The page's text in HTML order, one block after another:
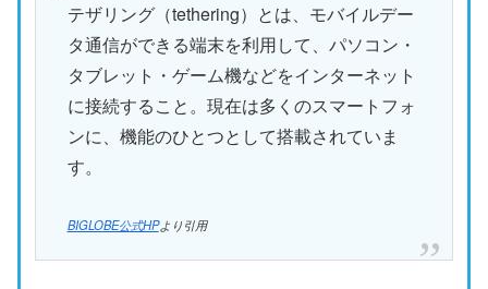
テザリング（tethering）とは、モバイルデー
タ通信ができる端末を利用して、パソコン・
タブレット・ゲーム機などをインターネット
に接続すること。現在は多くのスマートフォ
ンに、機能のひとつとして搭載されていま
す。
BIGLOBE公式HPより引用